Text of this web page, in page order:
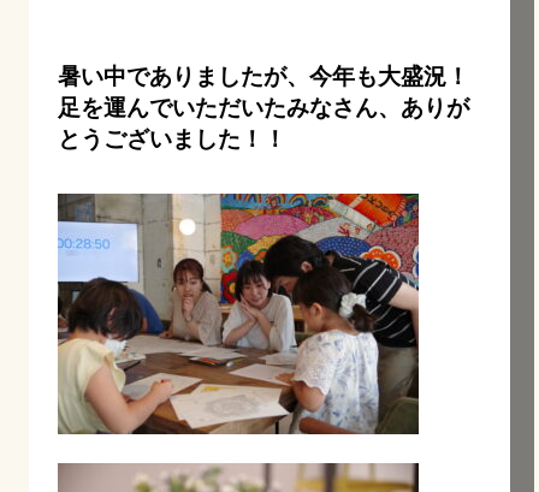
暑い中でありましたが、今年も大盛況！
足を運んでいただいたみなさん、ありが
とうございました！！